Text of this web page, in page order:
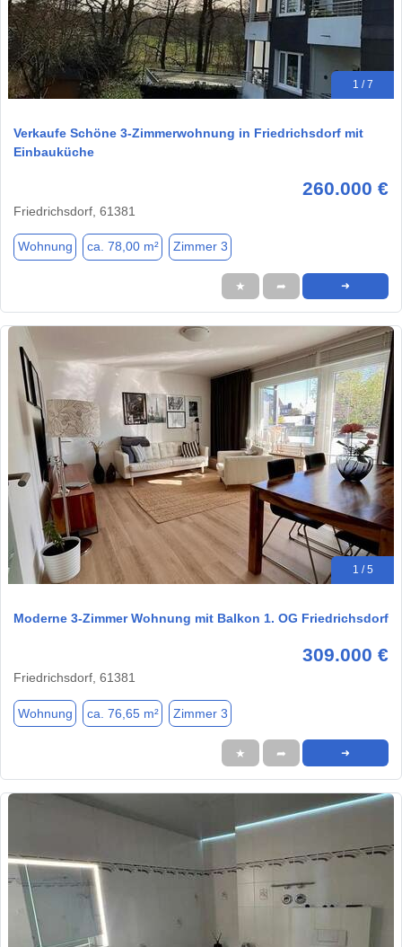
1 / 7
Verkaufe Schöne 3-Zimmerwohnung in Friedrichsdorf mit
Einbauküche
260.000 €
Friedrichsdorf, 61381
Wohnung ca. 78,00 m² Zimmer 3
★ ➦ ➜
1 / 5
Moderne 3-Zimmer Wohnung mit Balkon 1. OG Friedrichsdorf
309.000 €
Friedrichsdorf, 61381
Wohnung ca. 76,65 m² Zimmer 3
★ ➦ ➜